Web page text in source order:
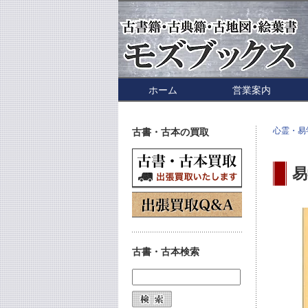
ホーム 営業案内
心霊・易
古書・古本の買取
古書・古本検索